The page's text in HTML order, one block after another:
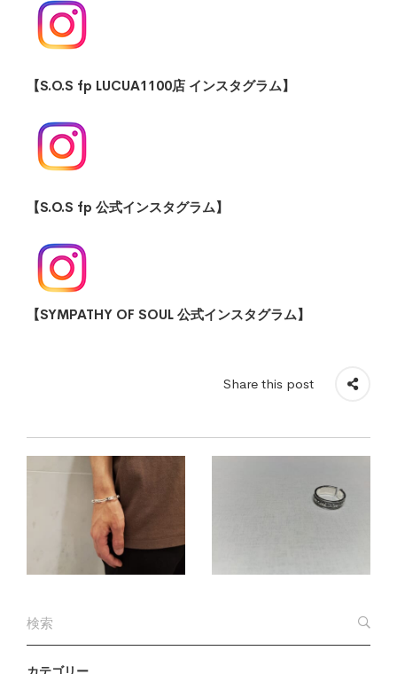
【S.O.S fp LUCUA1100店 インスタグラム】
【S.O.S fp 公式インスタグラム】
【SYMPATHY OF SOUL 公式インスタグラム】
Share this post